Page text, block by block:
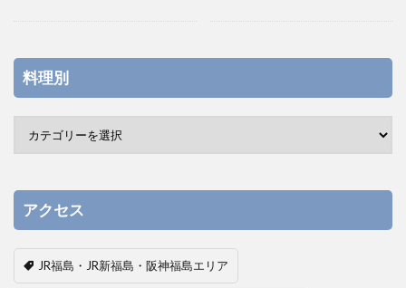
料理別
アクセス
JR福島・JR新福島・阪神福島エリア